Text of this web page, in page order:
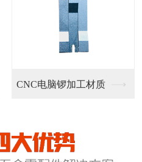
CNC电脑锣加工材质